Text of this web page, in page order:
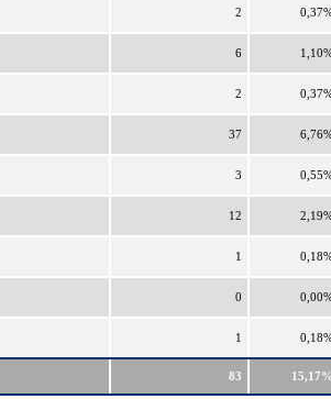
2
6
2
37
3
12
1
0
1
83 15,17%